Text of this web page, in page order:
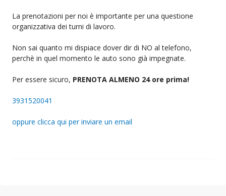
La prenotazioni per noi è importante per una questione
organizzativa dei turni di lavoro.
Non sai quanto mi dispiace dover dir di NO al telefono,
perchè in quel momento le auto sono già impegnate.
Per essere sicuro, PRENOTA ALMENO 24 ore prima!
3931520041
oppure clicca qui per inviare un email